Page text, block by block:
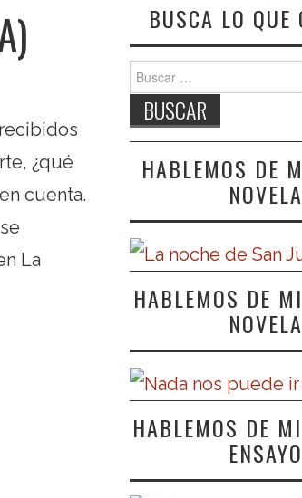
¿qué
cuenta.
La
BUSCA LO QUE
Buscar:
HABLEMOS DE
NOVELA
HABLEMOS DE
NOVELA
HABLEMOS DE
ENSAYO